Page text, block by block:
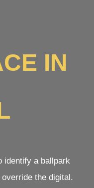
IN
identify a ballpark
the digital.